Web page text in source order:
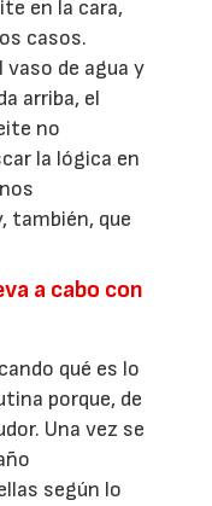
en la cara,
casos.
vaso de agua y
arriba, el
no
la lógica en
también, que
a cabo con
qué es lo
porque, de
Una vez se
según lo